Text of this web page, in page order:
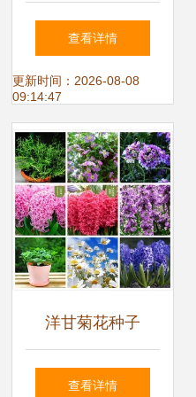
装修
袋电话 花卉种子包
装袋 来样定制 在
线下单
查看详情
更新时间：2026-08-08
09:14:47
洋甘菊花种子
查看详情